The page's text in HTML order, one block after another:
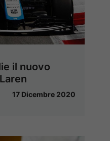
il nuovo
17 Dicembre 2020